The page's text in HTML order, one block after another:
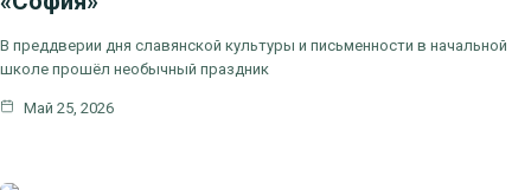
В преддверии дня славянской культуры и письменности в начальной
школе прошёл необычный праздник
Май 25, 2026